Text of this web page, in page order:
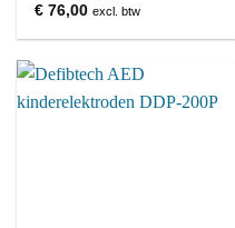
€ 76,00 excl. btw